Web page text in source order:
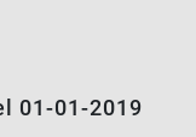
01-01-2019